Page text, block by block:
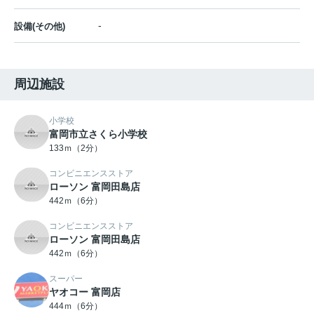
設備(その他) -
周辺施設
小学校
富岡市立さくら小学校
133ｍ（2分）
コンビニエンスストア
ローソン 富岡田島店
442ｍ（6分）
コンビニエンスストア
ローソン 富岡田島店
442ｍ（6分）
スーパー
ヤオコー 富岡店
444ｍ（6分）